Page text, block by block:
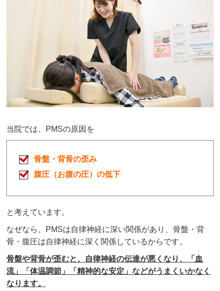
当院では、PMSの原因を
骨盤・背骨の歪み
腹圧（お腹の圧）の低下
と考えています。
なぜなら、PMSは自律神経に深い関係があり、骨盤・背
骨・腹圧は自律神経に深く関係しているからです。
骨盤や背骨が歪むと、自律神経の伝達が悪くなり、「血
流」「体温調節」「精神的な安定」などがうまくいかなく
なります。